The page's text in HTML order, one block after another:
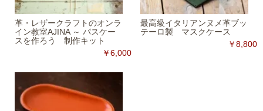
革・レザークラフトのオンラ
イン教室AJINA ～ パスケー
スを作ろう 制作キット
￥6,000
最高級イタリアンヌメ革ブッ
テーロ製 マスクケース
￥8,800